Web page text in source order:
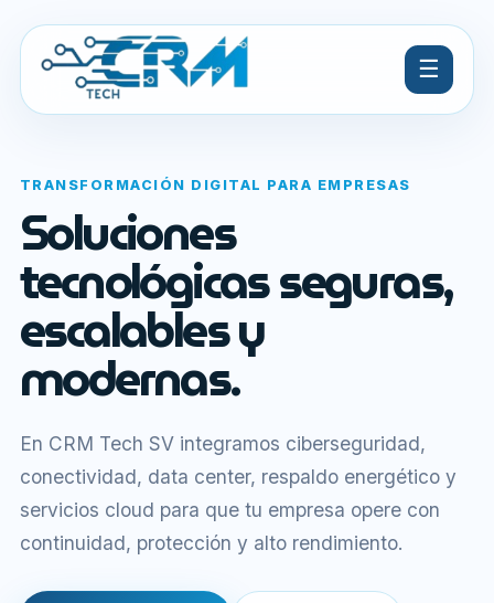
☰
TRANSFORMACIÓN DIGITAL PARA EMPRESAS
Soluciones
tecnológicas seguras,
escalables y
modernas.
En CRM Tech SV integramos ciberseguridad,
conectividad, data center, respaldo energético y
servicios cloud para que tu empresa opere con
continuidad, protección y alto rendimiento.